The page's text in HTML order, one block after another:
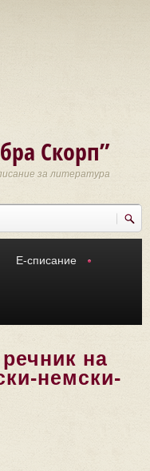
Скорп”
за литература
Е-списание
на
немски-